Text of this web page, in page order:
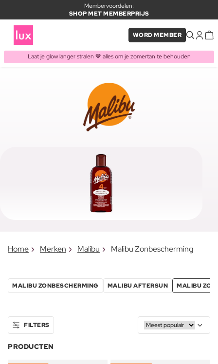
Membervoordelen:
SHOP MET MEMBERPRIJS
WORD MEMBER
Laat je glow langer stralen 🤎 alles om je zomertan te behouden
Home Merken Malibu Malibu Zonbescherming
MALIBU ZONBESCHERMING MALIBU AFTERSUN MALIBU
FILTERS
PRODUCTEN